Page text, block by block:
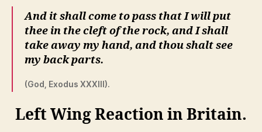
And it shall come to pass that I will put
thee in the cleft of the rock, and I shall
take away my hand, and thou shalt see
my back parts.
(God, Exodus XXXIII).
Left Wing Reaction in Britain.